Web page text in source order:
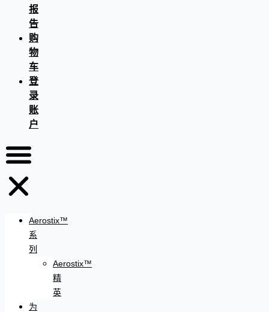
报
告
购
物
车
登
录
账
户
Aerostix™
系
列
Aerostix™
精
英
为